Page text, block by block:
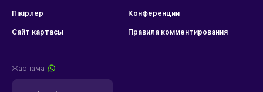
Пікірлер Конференции
Сайт картасы Правила комментирования
Жарнама